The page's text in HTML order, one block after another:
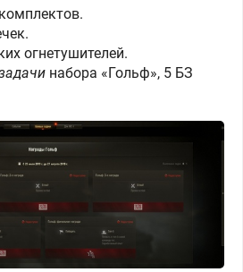
огнетушителей.
набора «Гольф», 5 БЗ